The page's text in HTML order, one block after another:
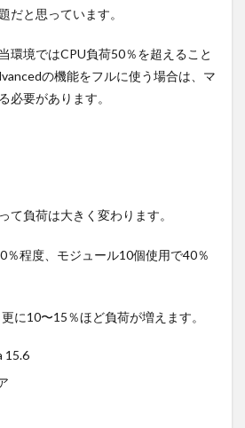
だと思っています。
環境ではCPU負荷50％を超えること
の機能をフルに使う場合は、マ
必要があります。
て負荷は大きく変わります。
％程度、モジュール10個使用で40％
に10〜15％ほど負荷が増えます。
15.6